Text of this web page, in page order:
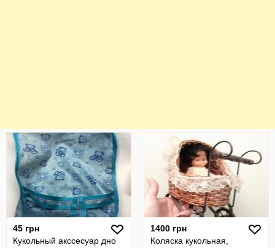
45 грн
Кукольный акссесуар дно
1400 грн
Коляска кукольная,